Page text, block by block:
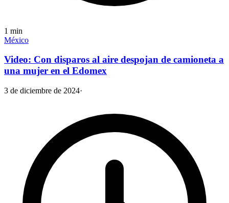
1 min
México
Video: Con disparos al aire despojan de camioneta a
una mujer en el Edomex
3 de diciembre de 2024·